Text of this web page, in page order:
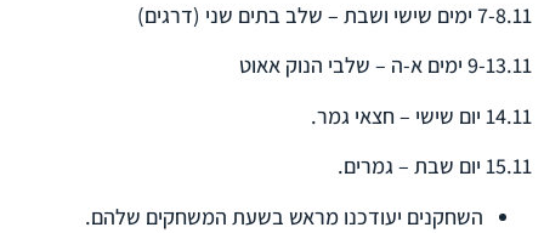
7-8.11 ימים שישי ושבת – שלב בתים שני (דרגים)
9-13.11 ימים א-ה – שלבי הנוק אאוט
14.11 יום שישי – חצאי גמר.
15.11 יום שבת – גמרים.
השחקנים יעודכנו מראש בשעת המשחקים שלהם.